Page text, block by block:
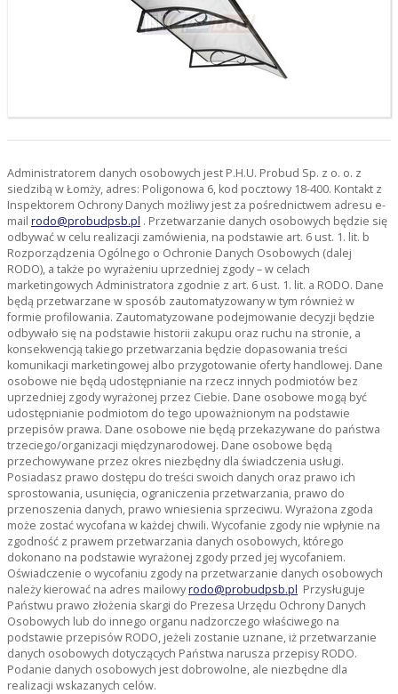
Administratorem danych osobowych jest P.H.U. Probud Sp. z o. o. z
siedzibą w Łomży, adres: Poligonowa 6, kod pocztowy 18-400. Kontakt z
Inspektorem Ochrony Danych możliwy jest za pośrednictwem adresu e-
mail rodo@probudpsb.pl . Przetwarzanie danych osobowych będzie się
odbywać w celu realizacji zamówienia, na podstawie art. 6 ust. 1. lit. b
Rozporządzenia Ogólnego o Ochronie Danych Osobowych (dalej
RODO), a także po wyrażeniu uprzedniej zgody – w celach
marketingowych Administratora zgodnie z art. 6 ust. 1. lit. a RODO. Dane
będą przetwarzane w sposób zautomatyzowany w tym również w
formie profilowania. Zautomatyzowane podejmowanie decyzji będzie
odbywało się na podstawie historii zakupu oraz ruchu na stronie, a
konsekwencją takiego przetwarzania będzie dopasowania treści
komunikacji marketingowej albo przygotowanie oferty handlowej. Dane
osobowe nie będą udostępnianie na rzecz innych podmiotów bez
uprzedniej zgody wyrażonej przez Ciebie. Dane osobowe mogą być
udostępnianie podmiotom do tego upoważnionym na podstawie
przepisów prawa. Dane osobowe nie będą przekazywane do państwa
trzeciego/organizacji międzynarodowej. Dane osobowe będą
przechowywane przez okres niezbędny dla świadczenia usługi.
Posiadasz prawo dostępu do treści swoich danych oraz prawo ich
sprostowania, usunięcia, ograniczenia przetwarzania, prawo do
przenoszenia danych, prawo wniesienia sprzeciwu. Wyrażona zgoda
może zostać wycofana w każdej chwili. Wycofanie zgody nie wpłynie na
zgodność z prawem przetwarzania danych osobowych, którego
dokonano na podstawie wyrażonej zgody przed jej wycofaniem.
Oświadczenie o wycofaniu zgody na przetwarzanie danych osobowych
należy kierować na adres mailowyrodo@probudpsb.pl Przysługuje
Państwu prawo złożenia skargi do Prezesa Urzędu Ochrony Danych
Osobowych lub do innego organu nadzorczego właściwego na
podstawie przepisów RODO, jeżeli zostanie uznane, iż przetwarzanie
danych osobowych dotyczących Państwa narusza przepisy RODO.
Podanie danych osobowych jest dobrowolne, ale niezbędne dla
realizacji wskazanych celów.